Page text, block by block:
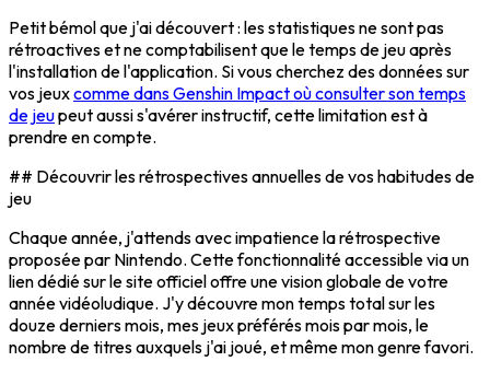
Petit bémol que j'ai découvert : les statistiques ne sont pas
rétroactives et ne comptabilisent que le temps de jeu après
l'installation de l'application. Si vous cherchez des données sur
vos jeuxcomme dans Genshin Impact où consulter son temps
de jeupeut aussi s'avérer instructif, cette limitation est à
prendre en compte.
## Découvrir les rétrospectives annuelles de vos habitudes de
jeu
Chaque année, j'attends avec impatience la rétrospective
proposée par Nintendo. Cette fonctionnalité accessible via un
lien dédié sur le site officiel offre une vision globale de votre
année vidéoludique. J'y découvre mon temps total sur les
douze derniers mois, mes jeux préférés mois par mois, le
nombre de titres auxquels j'ai joué, et même mon genre favori.